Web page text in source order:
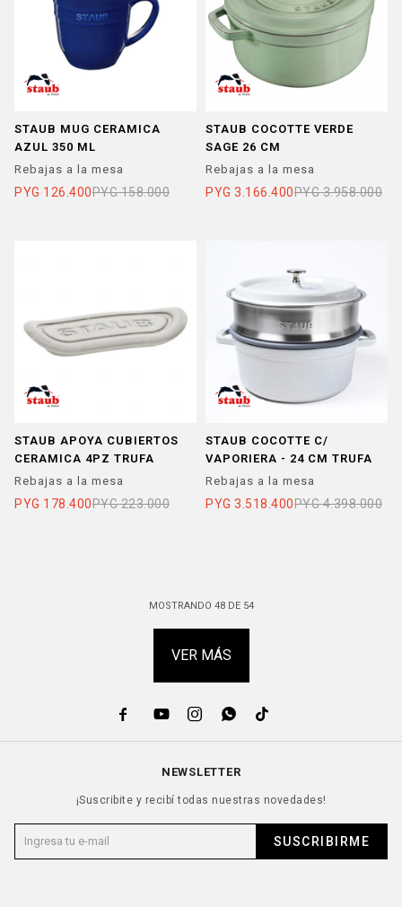
STAUB MUG CERAMICA
AZUL 350 ML
Rebajas a la mesa
PYG 126.400PYG 158.000
STAUB COCOTTE VERDE
SAGE 26 CM
Rebajas a la mesa
PYG 3.166.400PYG 3.958.000
STAUB APOYA CUBIERTOS
CERAMICA 4PZ TRUFA
Rebajas a la mesa
PYG 178.400PYG 223.000
STAUB COCOTTE C/
VAPORIERA - 24 CM TRUFA
Rebajas a la mesa
PYG 3.518.400PYG 4.398.000
MOSTRANDO 48DE 54
VER MÁS
    
NEWSLETTER
¡Suscribite y recibí todas nuestras novedades!
SUSCRIBIRME